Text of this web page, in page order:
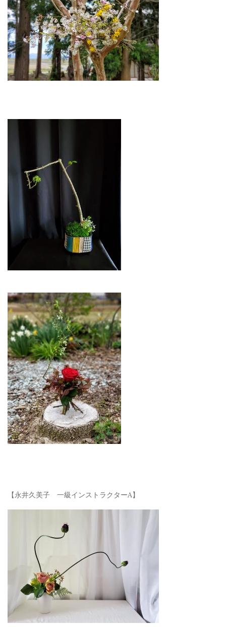
【永井久美子 一級インストラクターA】